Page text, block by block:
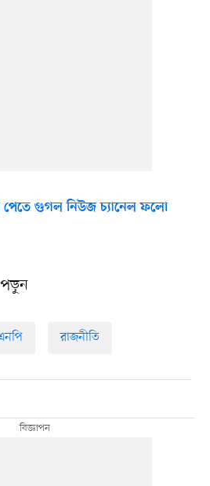
গুগল নিউজ চ্যানেল ফলো
রাজনীতি